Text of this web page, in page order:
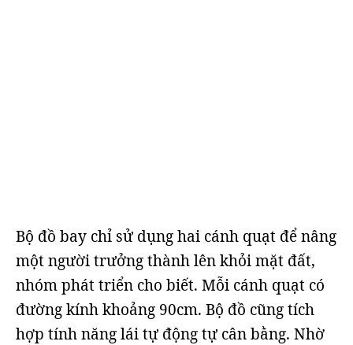
Bộ đồ bay chỉ sử dụng hai cánh quạt để nâng
một người trưởng thành lên khỏi mặt đất,
nhóm phát triển cho biết. Mỗi cánh quạt có
đường kính khoảng 90cm. Bộ đồ cũng tích
hợp tính năng lái tự động tự cân bằng. Nhờ